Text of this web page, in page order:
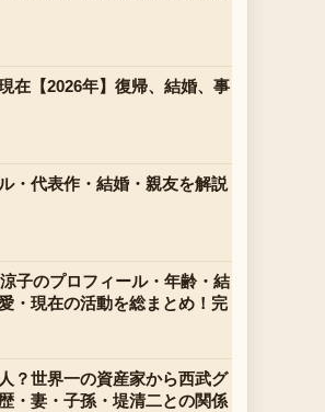
在【2026年】復帰、結婚、事
・代表作・結婚・親友を解説
涼子のプロフィール・年齢・結
・現在の活動を総まとめ！完
？世界一の資産家から西武グ
・妻・子孫・堤清二との関係